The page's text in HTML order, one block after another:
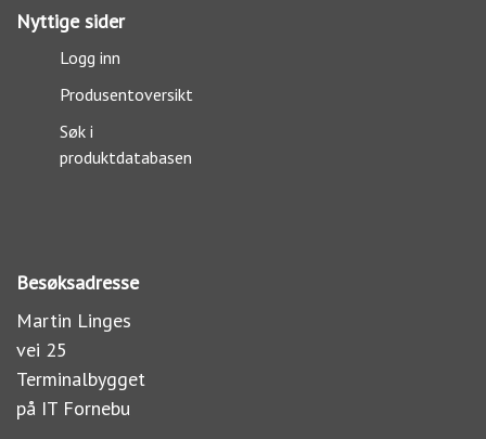
Nyttige sider
Logg inn
Produsentoversikt
Søk i
produktdatabasen
Besøksadresse
Martin Linges
vei 25
Terminalbygget
på IT Fornebu